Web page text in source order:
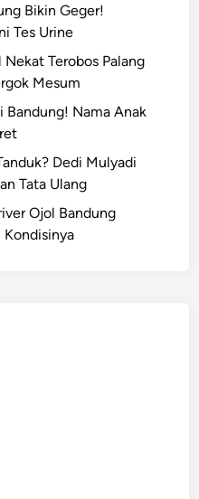
Bikin Geger!
Tes Urine
Terobos Palang
Mesum
Bandung! Nama Anak
Dedi Mulyadi
Tata Ulang
Ojol Bandung